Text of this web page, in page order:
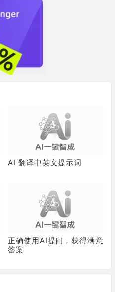
AI 翻译中英文提示词
正确使用AI提问，获得满意
答案